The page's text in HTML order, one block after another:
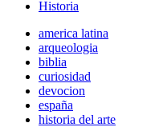
Historia
america latina
arqueologia
biblia
curiosidad
devocion
españa
historia del arte